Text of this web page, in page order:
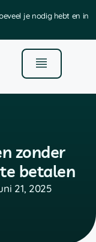
je nodig hebt en in
zonder
betalen
21, 2025